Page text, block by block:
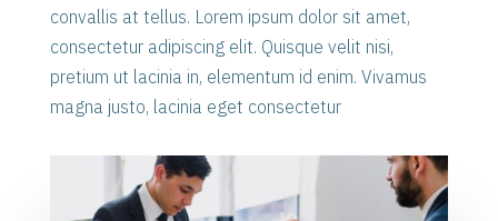
convallis at tellus. Lorem ipsum dolor sit amet,
consectetur adipiscing elit. Quisque velit nisi,
pretium ut lacinia in, elementum id enim. Vivamus
magna justo, lacinia eget consectetur